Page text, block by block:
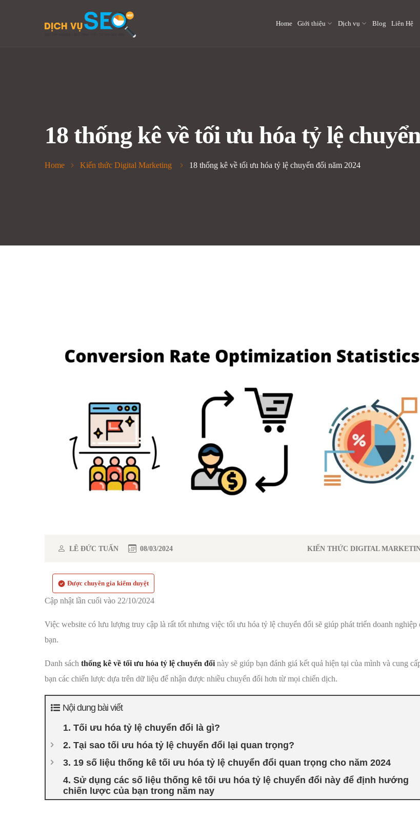
Home Giới thiệu Dịch vụ Blog Liên Hệ
18 thống kê về tối ưu hóa tỷ lệ
Home Kiến thức Digital Marketing 18 thống kê về tối ưu hóa tỷ lệ chuyển đổi năm 2024
LÊ ĐỨC TUẤN 08/03/2024 KIẾN THỨC DIGITAL
Được chuyên gia kiểm duyệt
Cập nhật lần cuối vào 22/10/2024
Việc website có lưu lượng truy cập là rất tốt nhưng việc tối ưu hóa tỷ lệ chuyển đổi sẽ giúp phát triển doanh nghiệp
bạn.
Danh sách thống kê về tối ưu hóa tỷ lệ chuyển đổinày sẽ giúp bạn đánh giá kết quả hiện tại của mình và cung
bạn các chiến lược dựa trên dữ liệu để nhận được nhiều chuyển đổi hơn từ mọi chiến dịch.
Nội dung bài viết
1. Tối ưu hóa tỷ lệ chuyển đổi là gì?
2. Tại sao tối ưu hóa tỷ lệ chuyển đổi lại quan trọng?
3. 19 số liệu thống kê tối ưu hóa tỷ lệ chuyển đổi quan trọng cho năm 2024
4. Sử dụng các số liệu thống kê tối ưu hóa tỷ lệ chuyển đổi này để định hướng
chiến lược của bạn trong năm nay